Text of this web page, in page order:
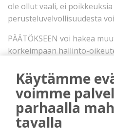
ole ollut vaali, ei poikkeuksia
perusteluvelvollisuudesta
PÄÄTÖKSEEN voi hakea
korkeimpaan hallinto-
aloitettava alusta.
Käytämme
voimme
parhaalla
tavalla